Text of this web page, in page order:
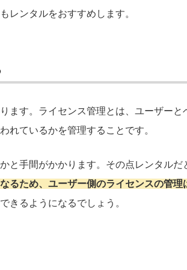
レンタルをおすすめします。
ます。ライセンス管理とは、ユーザーと
れているかを管理することです。
と手間がかかります。その点レンタルだ
るため、ユーザー側のライセンスの管理
きるようになるでしょう。